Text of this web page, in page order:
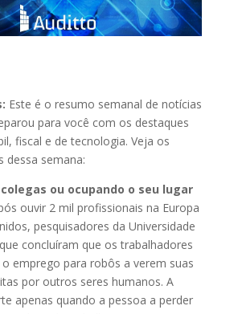
Este é o resumo semanal de notícias
para você com os destaques
fiscal e de tecnologia. Veja os
dessa semana:
ou ocupando o seu lugar
ouvir 2 mil profissionais na Europa
pesquisadores da Universidade
concluíram que os trabalhadores
emprego para robôs a verem suas
por outros seres humanos. A
apenas quando a pessoa a perder